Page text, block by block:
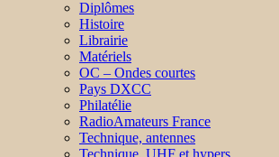
Diplômes
Histoire
Librairie
Matériels
OC – Ondes courtes
Pays DXCC
Philatélie
RadioAmateurs France
Technique, antennes
Technique, UHF et hypers